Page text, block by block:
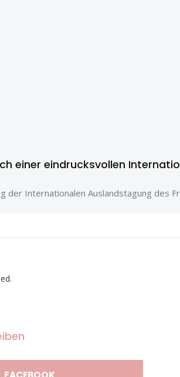
einer eindrucksvollen
der Internationalen Auslandstagung des